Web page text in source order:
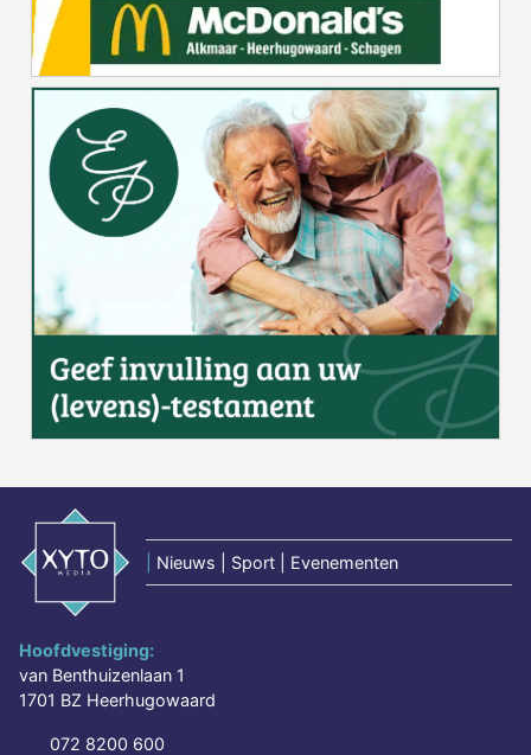
Nieuws | Sport | Evenementen
Hoofdvestiging:
van Benthuizenlaan 1
1701 BZ Heerhugowaard
072 8200 600